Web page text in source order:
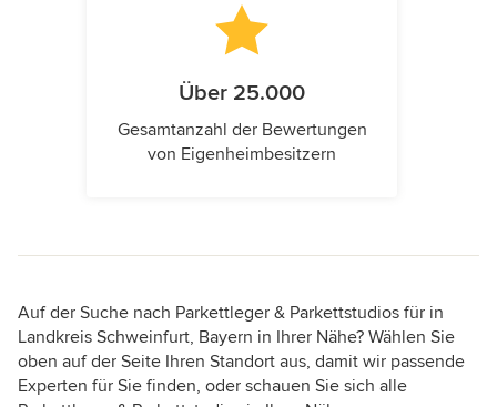
Über 25.000
Gesamtanzahl der Bewertungen
von Eigenheimbesitzern
Auf der Suche nach Parkettleger & Parkettstudios für in
Landkreis Schweinfurt, Bayern in Ihrer Nähe? Wählen Sie
oben auf der Seite Ihren Standort aus, damit wir passende
Experten für Sie finden, oder schauen Sie sich alle